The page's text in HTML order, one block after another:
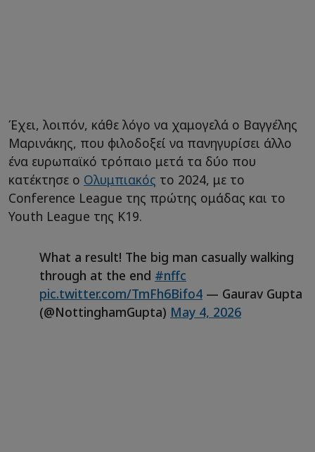
Έχει, λοιπόν, κάθε λόγο να χαμογελά ο Βαγγέλης
Μαρινάκης, που φιλοδοξεί να πανηγυρίσει άλλο
ένα ευρωπαϊκό τρόπαιο μετά τα δύο που
κατέκτησε ο Ολυμπιακός το 2024, με το
Conference League της πρώτης ομάδας και το
Youth League της Κ19.
What a result! The big man casually walking
through at the end #nffc
pic.twitter.com/TmFh6Bifo4 — Gaurav Gupta
(@NottinghamGupta) May 4, 2026